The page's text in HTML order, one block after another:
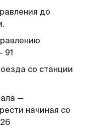
до
91
со станции
—
начиная со